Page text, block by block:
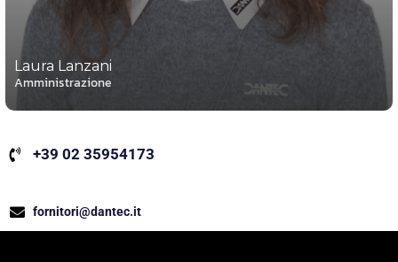
Laura Lanzani
Amministrazione
+39 02 35954173
fornitori@dantec.it